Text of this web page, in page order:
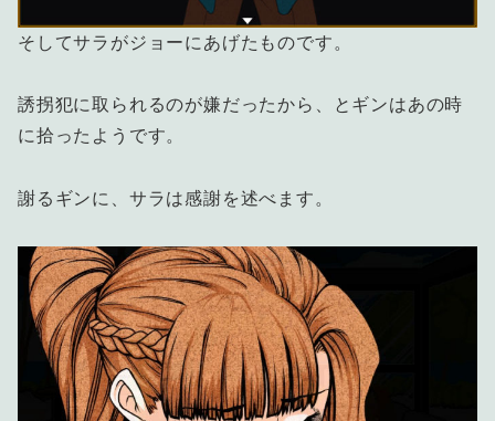
そしてサラがジョーにあげたものです。
誘拐犯に取られるのが嫌だったから、とギンはあの時
に拾ったようです。
謝るギンに、サラは感謝を述べます。